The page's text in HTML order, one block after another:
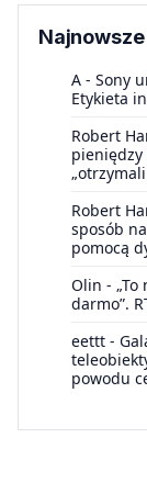
A - Sony
Etykieta
Robert
pieniędzy
Robert
sposób
pomocą
Olin -
darmo”.
eettt -
powodu